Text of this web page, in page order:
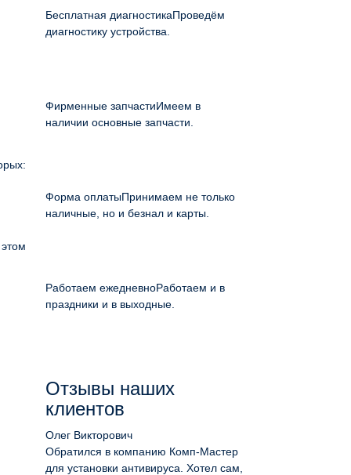
Бесплатная диагностикаПроведём
диагностику устройства.
Фирменные запчастиИмеем в
наличии основные запчасти.
Форма оплатыПринимаем не только
наличные, но и безнал и карты.
Работаем ежедневноРаботаем и в
праздники и в выходные.
Отзывы наших
клиентов
Олег Викторович
Обратился в компанию Комп-Мастер
для установки антивируса. Хотел сам,